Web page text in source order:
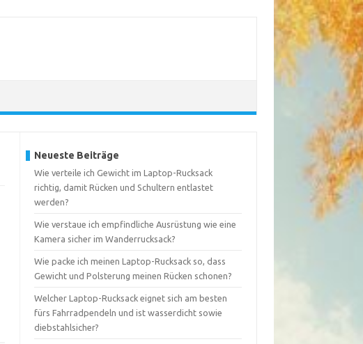
Neueste Beiträge
Wie verteile ich Gewicht im Laptop-Rucksack
richtig, damit Rücken und Schultern entlastet
werden?
Wie verstaue ich empfindliche Ausrüstung wie eine
Kamera sicher im Wanderrucksack?
Wie packe ich meinen Laptop-Rucksack so, dass
Gewicht und Polsterung meinen Rücken schonen?
Welcher Laptop-Rucksack eignet sich am besten
fürs Fahrradpendeln und ist wasserdicht sowie
diebstahlsicher?